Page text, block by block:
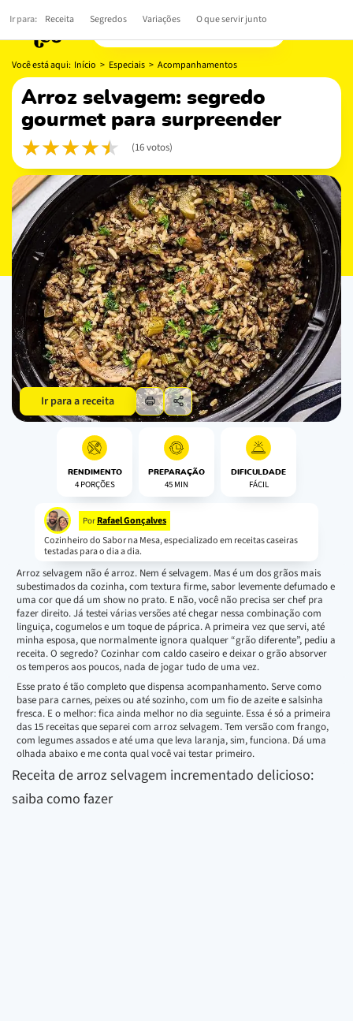
Você está aqui: Início > Especiais > Acompanhamentos
arroz selvagem: segredo
gourmet para surpreender
(16 votos)
Ir para a receita
RENDIMENTO
4 PORÇÕES
PREPARAÇÃO
45 MIN
DIFICULDADE
FÁCIL
Por Rafael Gonçalves
Cozinheiro do Sabor na Mesa, especializado em receitas caseiras
testadas para o dia a dia.
Arroz selvagem não é arroz. Nem é selvagem. Mas é um dos grãos mais
subestimados da cozinha, com textura firme, sabor levemente defumado e
uma cor que dá um show no prato. E não, você não precisa ser chef pra
fazer direito. Já testei várias versões até chegar nessa combinação com
linguiça, cogumelos e um toque de páprica. A primeira vez que servi, até
minha esposa, que normalmente ignora qualquer “grão diferente”, pediu a
receita. O segredo? Cozinhar com caldo caseiro e deixar o grão absorver
os temperos aos poucos, nada de jogar tudo de uma vez.
Esse prato é tão completo que dispensa acompanhamento. Serve como
base para carnes, peixes ou até sozinho, com um fio de azeite e salsinha
fresca. E o melhor: fica ainda melhor no dia seguinte. Essa é só a primeira
das 15 receitas que separei com arroz selvagem. Tem versão com frango,
com legumes assados e até uma que leva laranja, sim, funciona. Dá uma
olhada abaixo e me conta qual você vai testar primeiro.
Receita de arroz selvagem incrementado delicioso:
saiba como fazer
Ir para: Receita Segredos Variações O que servir junto